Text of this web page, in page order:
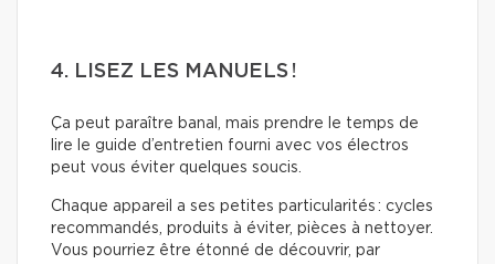
4. LISEZ LES MANUELS !
Ça peut paraître banal, mais prendre le temps de
lire le guide d’entretien fourni avec vos électros
peut vous éviter quelques soucis.
Chaque appareil a ses petites particularités : cycles
recommandés, produits à éviter, pièces à nettoyer.
Vous pourriez être étonné de découvrir, par